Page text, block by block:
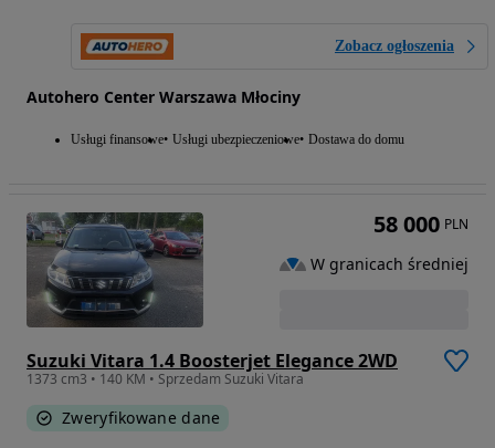
Zobacz ogłoszenia
Autohero Center Warszawa Młociny
Usługi finansowe Usługi ubezpieczeniowe Dostawa do domu
Suzuki Vitara 1.4 Boosterjet Elegance 2WD
1373 cm3 • 140 KM • Sprzedam Suzuki Vitara
Zweryfikowane dane
58 000 PLN
W granicach średniej